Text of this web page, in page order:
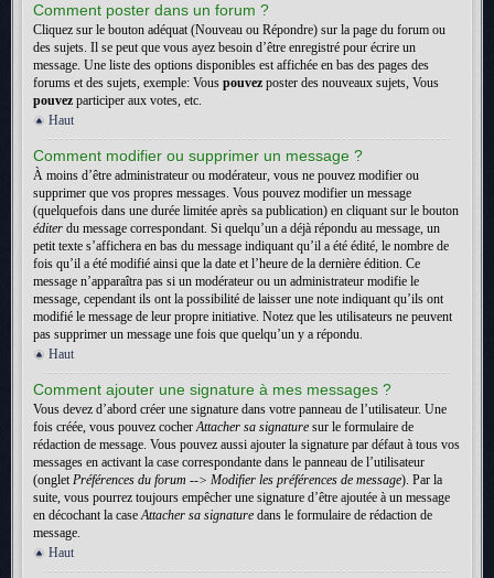
Comment poster dans un forum ?
Cliquez sur le bouton adéquat (Nouveau ou Répondre) sur la page du forum ou
des sujets. Il se peut que vous ayez besoin d’être enregistré pour écrire un
message. Une liste des options disponibles est affichée en bas des pages des
forums et des sujets, exemple: Vous pouvez poster des nouveaux sujets, Vous
pouvez participer aux votes, etc.
Haut
Comment modifier ou supprimer un message ?
À moins d’être administrateur ou modérateur, vous ne pouvez modifier ou
supprimer que vos propres messages. Vous pouvez modifier un message
(quelquefois dans une durée limitée après sa publication) en cliquant sur le bouton
éditer du message correspondant. Si quelqu’un a déjà répondu au message, un
petit texte s’affichera en bas du message indiquant qu’il a été édité, le nombre de
fois qu’il a été modifié ainsi que la date et l’heure de la dernière édition. Ce
message n’apparaîtra pas si un modérateur ou un administrateur modifie le
message, cependant ils ont la possibilité de laisser une note indiquant qu’ils ont
modifié le message de leur propre initiative. Notez que les utilisateurs ne peuvent
pas supprimer un message une fois que quelqu’un y a répondu.
Haut
Comment ajouter une signature à mes messages ?
Vous devez d’abord créer une signature dans votre panneau de l’utilisateur. Une
fois créée, vous pouvez cocherAttacher sa signature sur le formulaire de
rédaction de message. Vous pouvez aussi ajouter la signature par défaut à tous vos
messages en activant la case correspondante dans le panneau de l’utilisateur
(ongletPréférences du forum --> Modifier les préférences de message). Par la
suite, vous pourrez toujours empêcher une signature d’être ajoutée à un message
en décochant la caseAttacher sa signature dans le formulaire de rédaction de
message.
Haut